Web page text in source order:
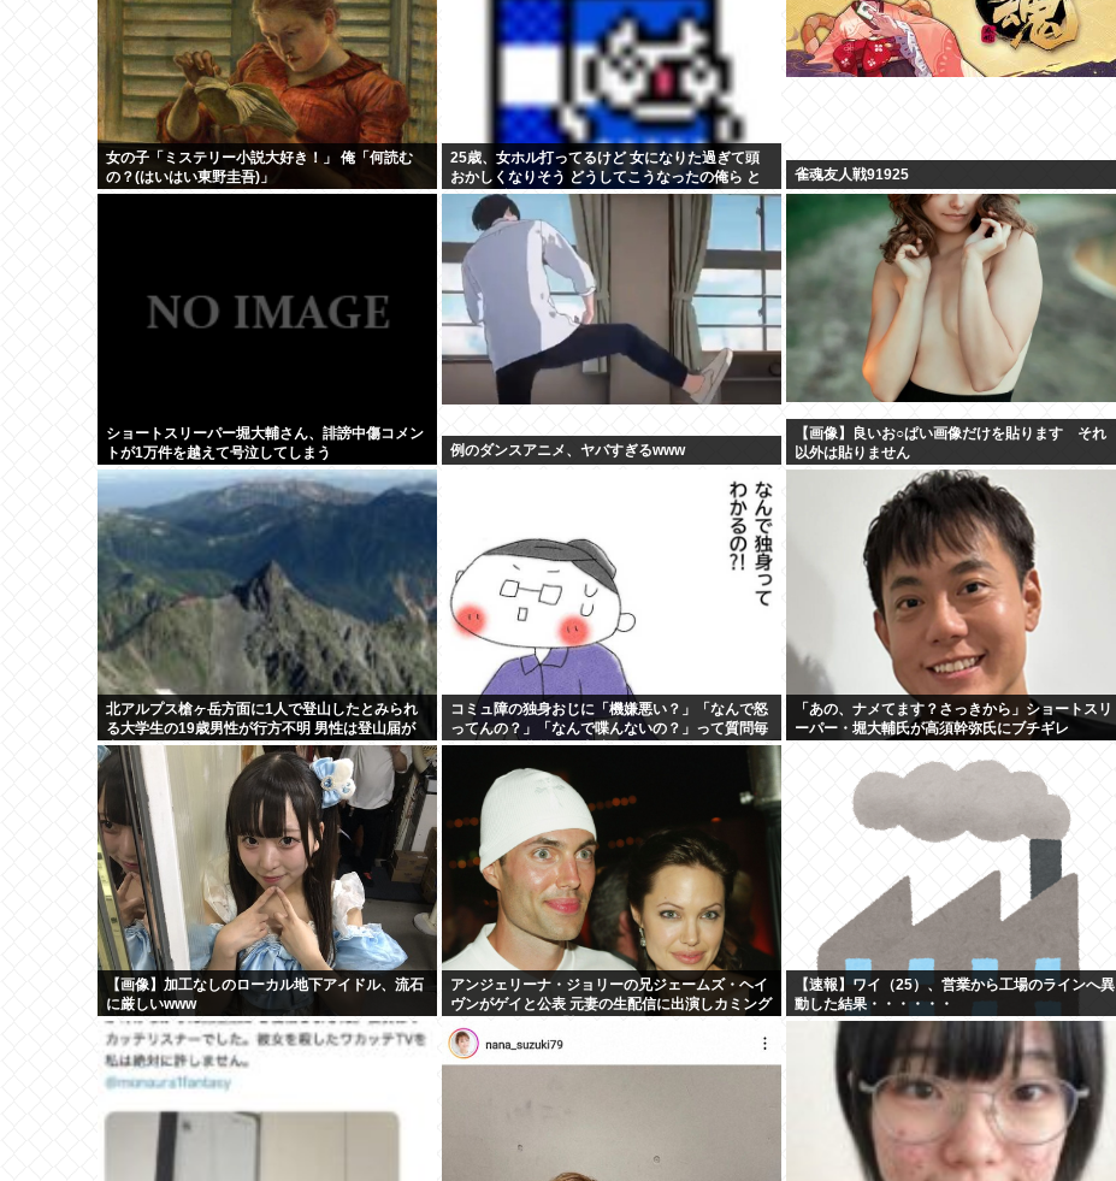
女の子「ミステリー小説大好き！」 俺「何読む
の？(はいはい東野圭吾)」
25歳、女ホル打ってるけど 女になりた過ぎて頭
おかしくなりそう どうしてこうなったの俺ら と
りあえずオ●ニーしてきた
雀魂友人戦91925
ショートスリーパー堀大輔さん、誹謗中傷コメン
トが1万件を越えて号泣してしまう
例のダンスアニメ、ヤバすぎるwww
【画像】良いお○ぱい画像だけを貼ります それ
以外は貼りません
北アルプス槍ヶ岳方面に1人で登山したとみられ
る大学生の19歳男性が行方不明 男性は登山届が
出していた
コミュ障の独身おじに「機嫌悪い？」「なんで怒
ってんの？」「なんで喋んないの？」って質問毎
日してたら盆前に仕事辞めててワロタwww
「あの、ナメてます？さっきから」ショートスリ
ーパー・堀大輔氏が高須幹弥氏にブチギレ
【画像】加工なしのローカル地下アイドル、流石
に厳しいwww
アンジェリーナ・ジョリーの兄ジェームズ・ヘイ
ヴンがゲイと公表 元妻の生配信に出演しカミング
【速報】ワイ（25）、営業から工場のラインへ異
動した結果・・・・・・